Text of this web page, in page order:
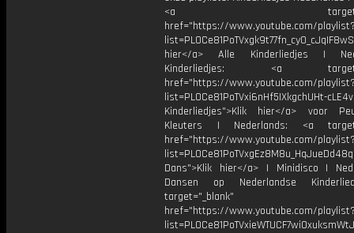
<a
href="https://www.youtube.com/
hier</a> Alle Kinderliedjes |
Kinderliedjes: <a
href="https://www.youtube.com/
list=PL0Ce81PoTVxi6nHf5IXkgchUHt-
Kinderliedjes">Klik hier</a> voor
Kleuters | Nederlands: <a
href="https://www.youtube.com/
Dans">Klik hier</a> | Minidisco |
Dansen op Nederlandse
target="_blank"
href="https://www.youtube.com/